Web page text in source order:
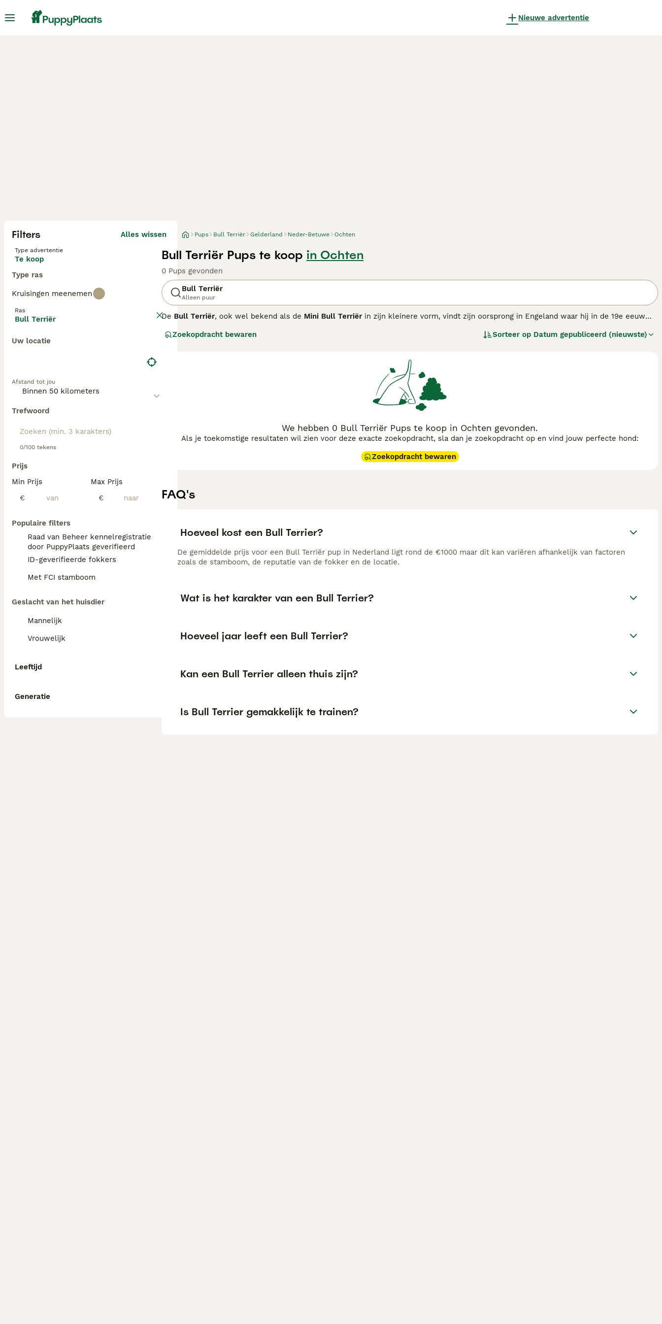
Nieuwe advertentie
Filters Alles wissen
Type advertentie
Te koop
Type ras
Kruisingen meenemen
Ras
Bull Terriër
Uw locatie
Afstand tot jou
Trefwoord
0/100 tekens
Prijs
Min Prijs
€
Max Prijs
€
Populaire filters
Raad van Beheer kennelregistratie
door PuppyPlaats geverifieerd
ID-geverifieerde fokkers
Met FCI stamboom
Geslacht van het huisdier
Mannelijk
Vrouwelijk
Leeftijd
Generatie
Pups Bull Terriër Gelderland Neder-Betuwe Ochten
Bull Terriër Pups te koop in Ochten
0 Pups gevonden
Bull Terriër
Alleen puur
De Bull Terriër, ook wel bekend als de Mini Bull Terriër in zijn kleinere vorm, vindt zijn oorsprong in Engeland waar hij in de 19e eeuw
standaard en miniatuur maten. De vacht is kort, glad en kan verschillende kleuren hebben, waaronder wit met kleurige kopmarkeringen
tegenwoordig zijn het vooral waakzame en liefdevolle metgezellen. Door hun sterke wil is een consequente opvoeding essentieel, en ze
Bull Terriër pupszijn populair in Nederland, met veel vraag in steden zoals Utrecht
en Haarlem. Houd rekening met hun actieve aard als u overweegt een
Bull Terriër te koop
past het beste bij ervaren eigenaren die bereid zijn veel tijd te investeren in beweging en training.
Zoekopdracht bewaren Sorteer op Datum gepubliceerd (nieuwste)
We hebben 0 Bull Terriër Pups te koop in Ochten gevonden.
Als je toekomstige resultaten wil zien voor deze exacte zoekopdracht, sla dan je zoekopdracht op en vind jouw perfecte hond:
Zoekopdracht bewaren
FAQ's
Hoeveel kost een Bull Terrier?
De gemiddelde prijs voor een Bull Terriër pup in Nederland ligt rond de €1000 maar dit kan variëren afhankelijk van factoren
zoals de stamboom, de reputatie van de fokker en de locatie.
Wat is het karakter van een Bull Terrier?
Hoeveel jaar leeft een Bull Terrier?
Kan een Bull Terrier alleen thuis zijn?
Is Bull Terrier gemakkelijk te trainen?